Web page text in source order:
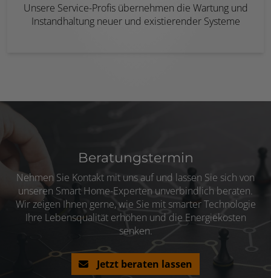
Unsere Service-Profis übernehmen die Wartung und
Instandhaltung neuer und existierender Systeme
Beratungstermin
Nehmen Sie Kontakt mit uns auf und lassen Sie sich von
unseren Smart Home-Experten unverbindlich beraten.
Wir zeigen Ihnen gerne, wie Sie mit smarter Technologie
Ihre Lebensqualität erhöhen und die Energiekosten
senken.
Jetzt beraten lassen